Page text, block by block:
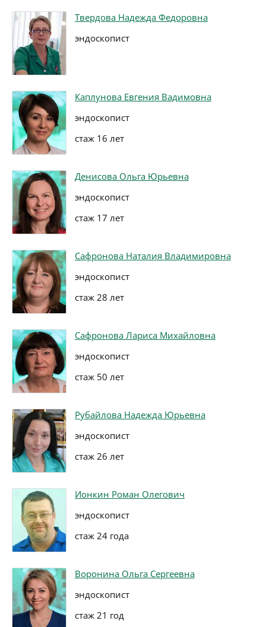
Твердова Надежда Федоровна
эндоскопист
Каплунова Евгения Вадимовна
эндоскопист
стаж 16 лет
Денисова Ольга Юрьевна
эндоскопист
стаж 17 лет
Сафронова Наталия Владимировна
эндоскопист
стаж 28 лет
Сафронова Лариса Михайловна
эндоскопист
стаж 50 лет
Рубайлова Надежда Юрьевна
эндоскопист
стаж 26 лет
Ионкин Роман Олегович
эндоскопист
стаж 24 года
Воронина Ольга Сергеевна
эндоскопист
стаж 21 год